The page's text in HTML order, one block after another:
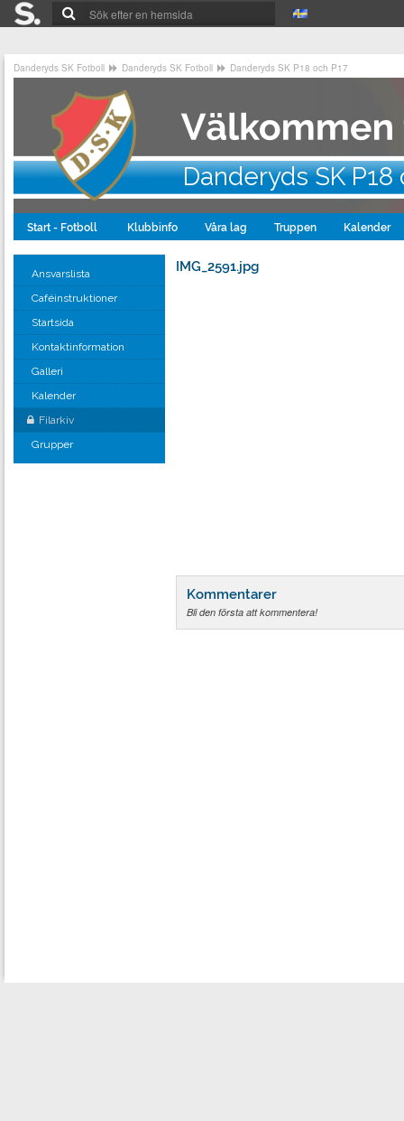
Danderyds SK Fotboll Danderyds SK Fotboll Danderyds SK P18 och P17
Danderyds SK P18
Start - Fotboll Klubbinfo Våra lag Truppen Kalender
Ansvarslista
Caféinstruktioner
Startsida
Kontaktinformation
Galleri
Kalender
Filarkiv
Grupper
IMG_2591.jpg
Kommentarer
Bli den första att kommentera!